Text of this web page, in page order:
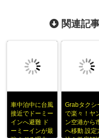
関連記
車中泊中に台風
接近でドーミー
インへ避難 ド
ーミーインが最
Grabタクシ
で楽々！ヤ
ン空港から
へ移動 設定